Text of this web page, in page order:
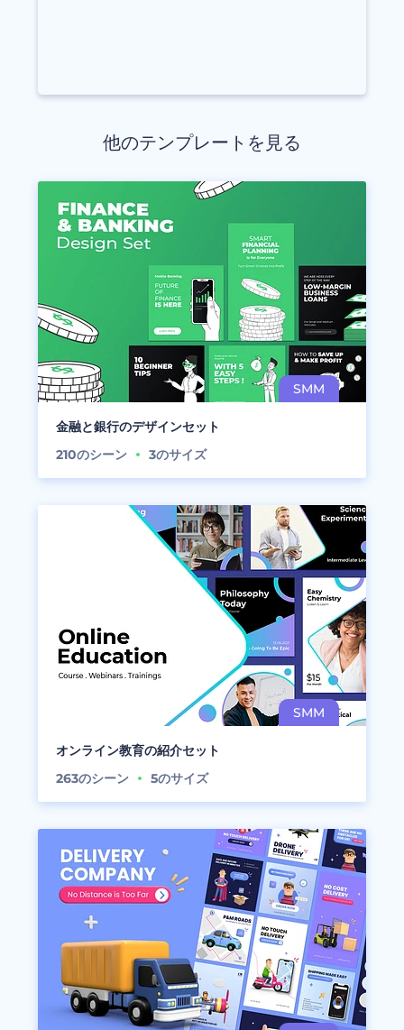
他のテンプレートを見る
金融と銀行のデザインセット
210のシーン 3のサイズ
オンライン教育の紹介セット
263のシーン 5のサイズ